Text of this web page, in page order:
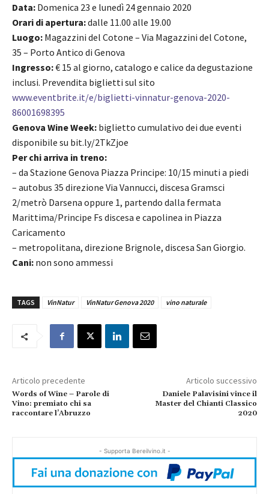
Data: Domenica 23 e lunedì 24 gennaio 2020
Orari di apertura:dalle 11.00 alle 19.00
Luogo: Magazzini del Cotone – Via Magazzini del Cotone,
35 – Porto Antico di Genova
Ingresso:€ 15 al giorno, catalogo e calice da degustazione
inclusi. Prevendita biglietti sul sito
www.eventbrite.it/e/biglietti-vinnatur-genova-2020-
86001698395
Genova Wine Week: biglietto cumulativo dei due eventi
disponibile su bit.ly/2TkZjoe
Per chi arriva in treno:
– da Stazione Genova Piazza Principe: 10/15 minuti a piedi
– autobus 35 direzione Via Vannucci, discesa Gramsci
2/metrò Darsena oppure 1, partendo dalla fermata
Marittima/Principe Fs discesa e capolinea in Piazza
Caricamento
– metropolitana, direzione Brignole, discesa San Giorgio.
Cani: non sono ammessi
TAGS VinNatur VinNatur Genova 2020 vino naturale
Articolo precedente
Words of Wine – Parole di
Vino: premiato chi sa
raccontare l’Abruzzo
Articolo successivo
Daniele Palavisini vince il
Master del Chianti Classico
2020
- Supporta Bereilvino.it -